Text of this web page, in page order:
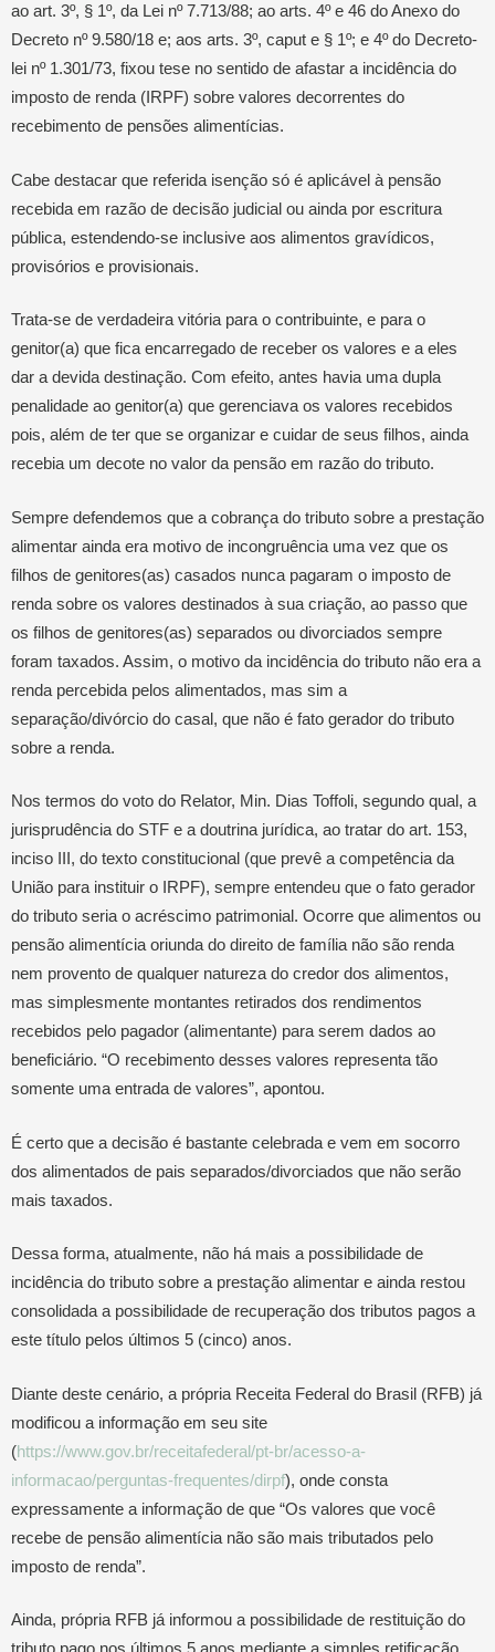
ao art. 3º, § 1º, da Lei nº 7.713/88; ao arts. 4º e 46 do Anexo do
Decreto nº 9.580/18 e; aos arts. 3º, caput e § 1º; e 4º do Decreto-
lei nº 1.301/73, fixou tese no sentido de afastar a incidência do
imposto de renda (IRPF) sobre valores decorrentes do
recebimento de pensões alimentícias.
Cabe destacar que referida isenção só é aplicável à pensão
recebida em razão de decisão judicial ou ainda por escritura
pública, estendendo-se inclusive aos alimentos gravídicos,
provisórios e provisionais.
Trata-se de verdadeira vitória para o contribuinte, e para o
genitor(a) que fica encarregado de receber os valores e a eles
dar a devida destinação. Com efeito, antes havia uma dupla
penalidade ao genitor(a) que gerenciava os valores recebidos
pois, além de ter que se organizar e cuidar de seus filhos, ainda
recebia um decote no valor da pensão em razão do tributo.
Sempre defendemos que a cobrança do tributo sobre a prestação
alimentar ainda era motivo de incongruência uma vez que os
filhos de genitores(as) casados nunca pagaram o imposto de
renda sobre os valores destinados à sua criação, ao passo que
os filhos de genitores(as) separados ou divorciados sempre
foram taxados. Assim, o motivo da incidência do tributo não era a
renda percebida pelos alimentados, mas sim a
separação/divórcio do casal, que não é fato gerador do tributo
sobre a renda.
Nos termos do voto do Relator, Min. Dias Toffoli, segundo qual, a
jurisprudência do STF e a doutrina jurídica, ao tratar do art. 153,
inciso III, do texto constitucional (que prevê a competência da
União para instituir o IRPF), sempre entendeu que o fato gerador
do tributo seria o acréscimo patrimonial. Ocorre que alimentos ou
pensão alimentícia oriunda do direito de família não são renda
nem provento de qualquer natureza do credor dos alimentos,
mas simplesmente montantes retirados dos rendimentos
recebidos pelo pagador (alimentante) para serem dados ao
beneficiário. “O recebimento desses valores representa tão
somente uma entrada de valores”, apontou.
É certo que a decisão é bastante celebrada e vem em socorro
dos alimentados de pais separados/divorciados que não serão
mais taxados.
Dessa forma, atualmente, não há mais a possibilidade de
incidência do tributo sobre a prestação alimentar e ainda restou
consolidada a possibilidade de recuperação dos tributos pagos a
este título pelos últimos 5 (cinco) anos.
Diante deste cenário, a própria Receita Federal do Brasil (RFB) já
modificou a informação em seu site
(https://www.gov.br/receitafederal/pt-br/acesso-a-
informacao/perguntas-frequentes/dirpf), onde consta
expressamente a informação de que “Os valores que você
recebe de pensão alimentícia não são mais tributados pelo
imposto de renda”.
Ainda, própria RFB já informou a possibilidade de restituição do
tributo pago nos últimos 5 anos mediante a simples retificação